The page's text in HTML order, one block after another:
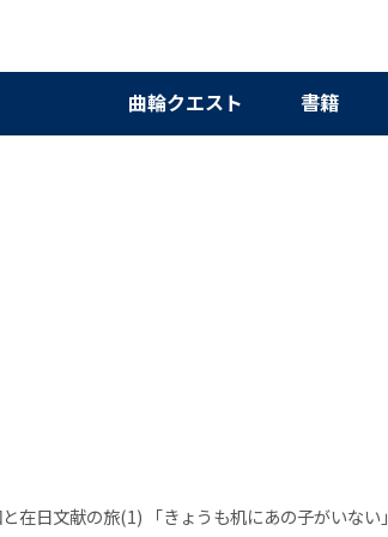
曲輪クエスト 書籍
在日文献の旅(1) 「きょうも机にあの子がいない」